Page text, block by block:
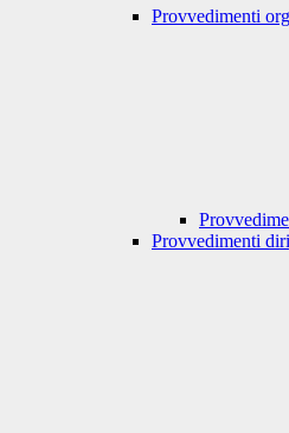
Provvedimenti
Provvedimenti